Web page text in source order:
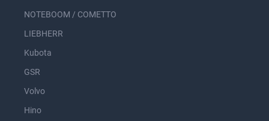
NOTEBOOM / COMETTO
LIEBHERR
Kubota
GSR
Volvo
Hino